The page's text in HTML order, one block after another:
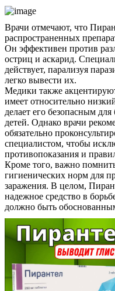
Врачи отмечают, что
распространенных
Он эффективен против
остриц и аскарид.
действует, парализуя
легко вывести их.
Медики также
имеет относительно
делает его безопасным
детей. Однако врачи
обязательно
специалистом, чтобы
противопоказания и
Кроме того, важно
гигиенических норм для
заражения. В целом,
надежное средство в
должно быть